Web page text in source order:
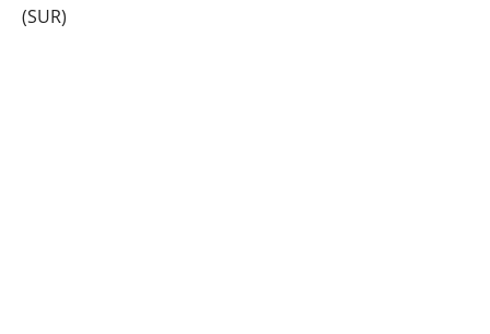
(SUR)